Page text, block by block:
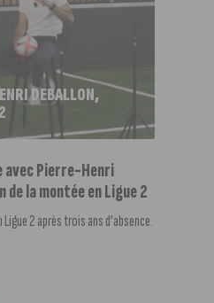
DEBALLON,
avec Pierre-Henri
de la montée en Ligue 2
Ligue 2 après trois ans d’absence.